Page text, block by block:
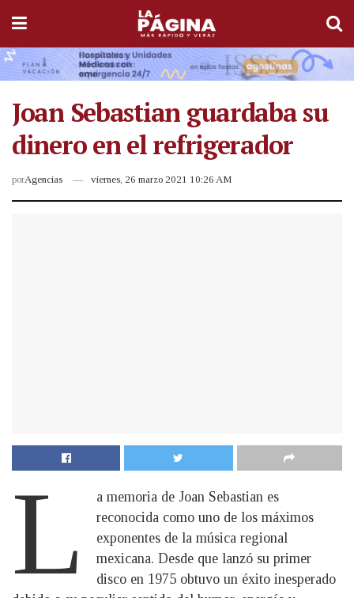
Joan Sebastian guardaba su
dinero en el refrigerador
porAgencias viernes, 26 marzo 2021 10:26 AM
L
a memoria de Joan Sebastian es
reconocida como uno de los máximos
exponentes de la música regional
mexicana. Desde que lanzó su primer
disco en 1975 obtuvo un éxito inesperado